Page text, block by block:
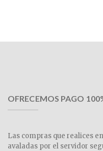
OFRECEMOS PAGO
Las compras que realices
avaladas por el servidor